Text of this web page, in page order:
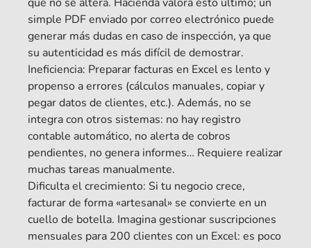
simple PDF enviado por correo electrónico puede
generar más dudas en caso de inspección, ya que
su autenticidad es más difícil de demostrar.
Ineficiencia: Preparar facturas en Excel es lento y
propenso a errores (cálculos manuales, copiar y
pegar datos de clientes, etc.). Además, no se
integra con otros sistemas: no hay registro
contable automático, no alerta de cobros
pendientes, no genera informes… Requiere realizar
muchas tareas manualmente.
Dificulta el crecimiento: Si tu negocio crece,
facturar de forma «artesanal» se convierte en un
cuello de botella. Imagina gestionar suscripciones
mensuales para 200 clientes con un Excel: es poco